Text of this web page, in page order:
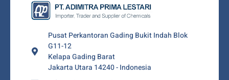
Pusat Perkantoran Gading Bukit Indah Blok
G11-12
Kelapa Gading Barat
Jakarta Utara 14240 - Indonesia